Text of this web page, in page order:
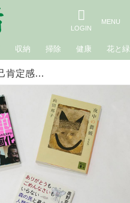
収納 掃除 健康 花と緑
「5分の読書」が自己肯定感を高めてくれる。書店員・森田めぐみさんの“忙しいときこそ”読みたくなるおすすめ本4選